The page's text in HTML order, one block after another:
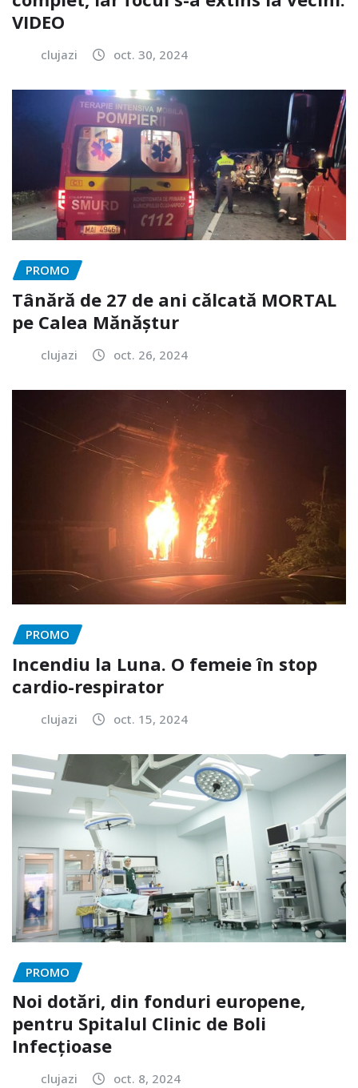
VIDEO
clujazi oct. 30, 2024
PROMO
Tânără de 27 de ani călcată MORTAL
pe Calea Mănăștur
clujazi oct. 26, 2024
PROMO
Incendiu la Luna. O femeie în stop
cardio-respirator
clujazi oct. 15, 2024
PROMO
Noi dotări, din fonduri europene,
pentru Spitalul Clinic de Boli
Infecțioase
clujazi oct. 8, 2024